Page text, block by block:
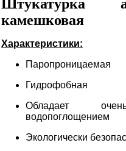
Штукатурка
камешковая
Характеристики:
Паропроницаемая
Гидрофобная
Обладает
водопоглощением
Экологически